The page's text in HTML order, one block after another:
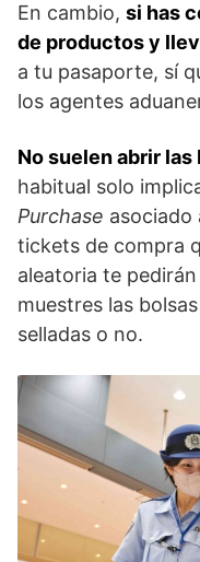
En cambio, si has
de productos y
a tu pasaporte, sí
los agentes
No suelen abrir las
habitual solo
Purchase asociado
tickets de compra
aleatoria te
muestres las
selladas o no.